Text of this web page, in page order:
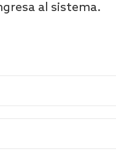
al sistema.